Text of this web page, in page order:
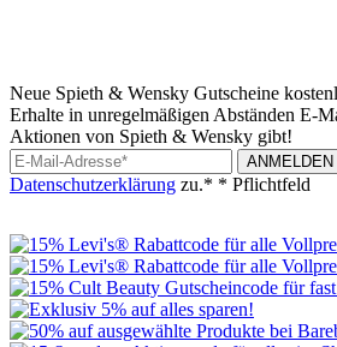
Neue Spieth & Wensky Gutscheine
Erhalte in unregelmäßigen Abständen E-
Aktionen von Spieth & Wensky gibt!
ANMELDEN
Datenschutzerklärung zu.* * Pflichtfeld